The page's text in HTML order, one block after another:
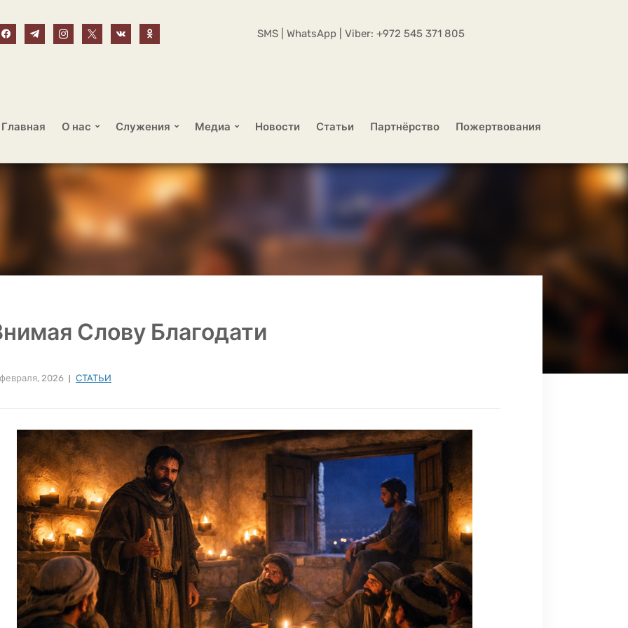
SMS | WhatsApp | Viber: +972 545 371 805
Главная О нас Служения Медиа Новости Статьи Партнёрство Пожертвования
Слову Благодати
2026 СТАТЬИ